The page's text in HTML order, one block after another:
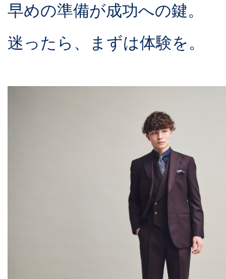
早めの準備が成功への鍵。
迷ったら、まずは体験を。